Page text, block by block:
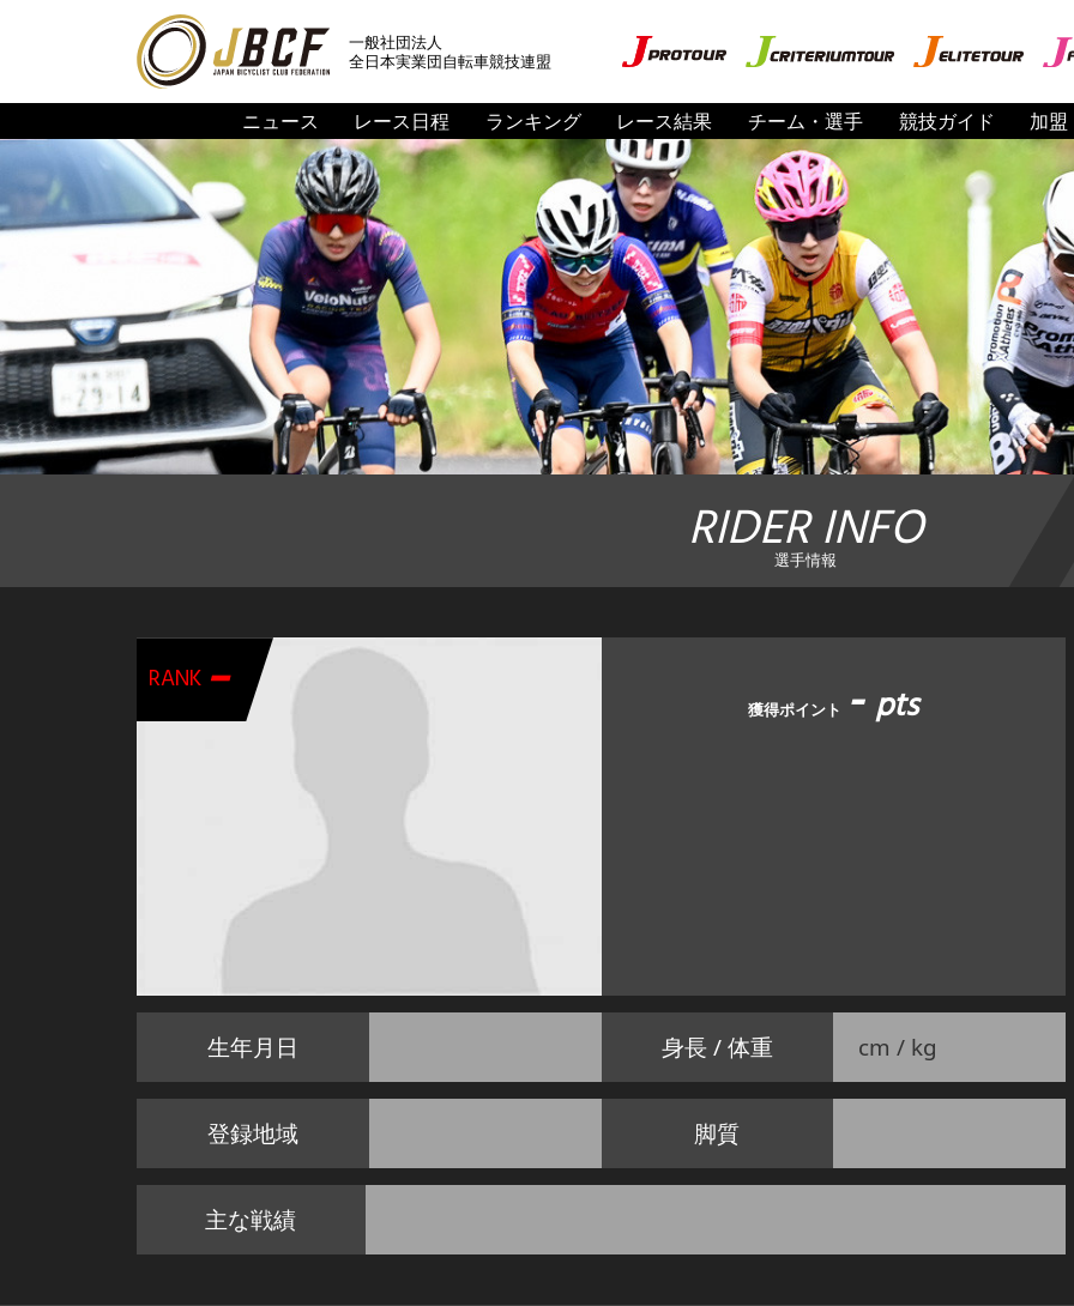
一般社団法人
全日本実業団自転車競技連盟
ニュース レース日程 ランキング レース結果 チーム・選手 競技ガイド 加盟
RIDER INFO
選手情報
RANK- 獲得ポイント -pts
生年月日 身長 / 体重 cm / kg
登録地域 脚質
主な戦績